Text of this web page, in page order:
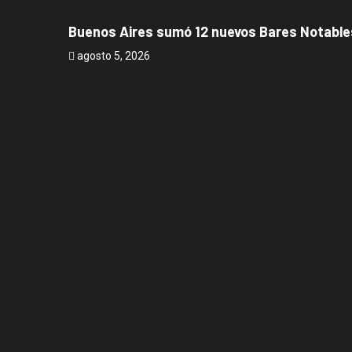
Buenos Aires sumó 12 nuevos Bares
agosto 5, 2026